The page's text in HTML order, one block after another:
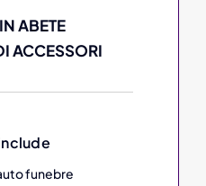
ABETE
ACCESSORI
funebre